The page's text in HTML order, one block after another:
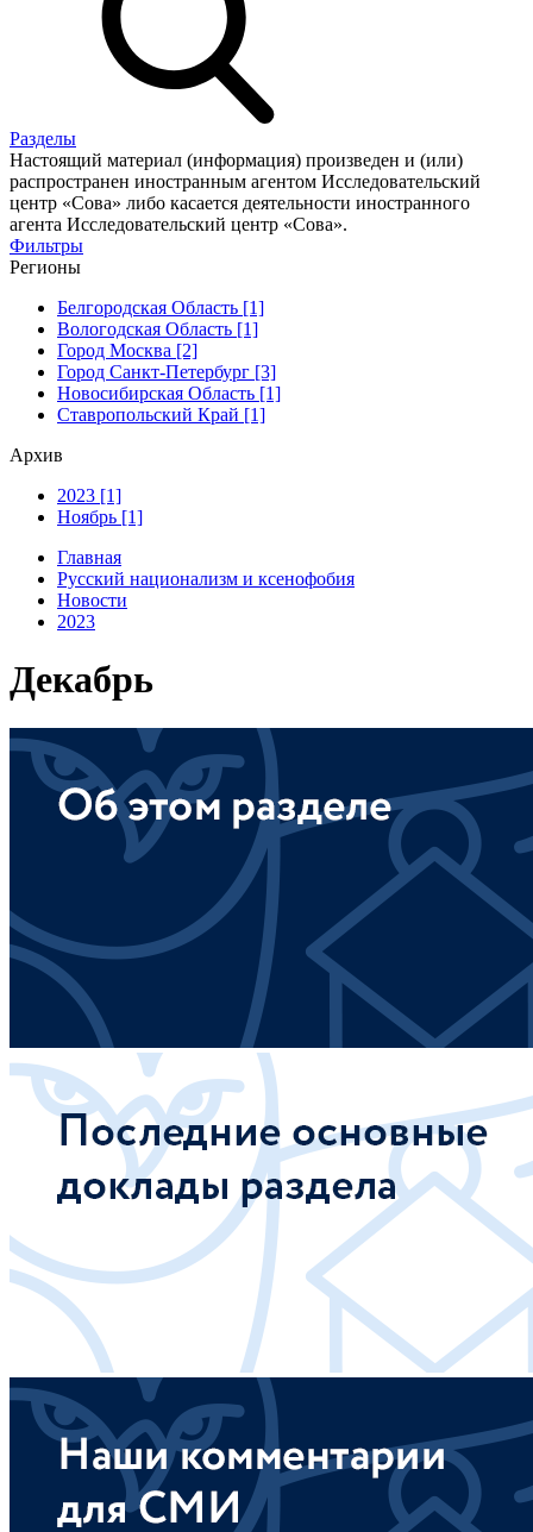
Разделы
Настоящий материал (информация) произведен и (или)
распространен иностранным агентом Исследовательский
центр «Сова» либо касается деятельности иностранного
агента Исследовательский центр «Сова».
Фильтры
Регионы
Белгородская Область [1]
Вологодская Область [1]
Город Москва [2]
Город Санкт-Петербург [3]
Новосибирская Область [1]
Ставропольский Край [1]
Архив
2023 [1]
Ноябрь [1]
Главная
Русский национализм и ксенофобия
Новости
2023
Декабрь